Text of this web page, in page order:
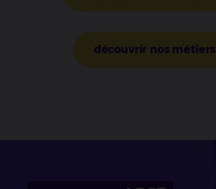
découvrir nos métiers